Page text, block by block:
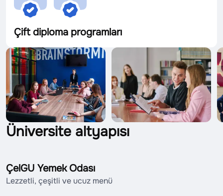
Çift diploma programları
Üniversite altyapısı
ÇelGU Yemek Odası
Lezzetli, çeşitli ve ucuz menü